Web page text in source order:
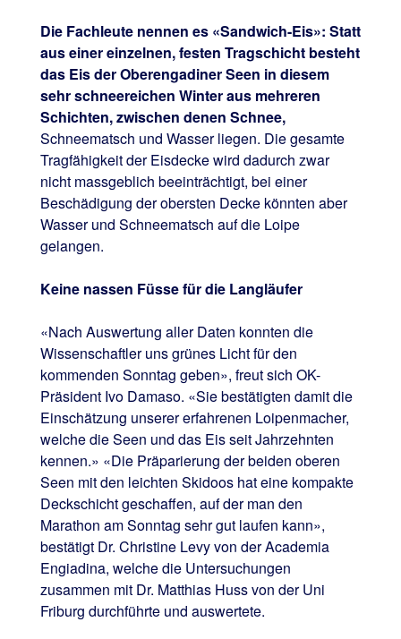
Die Fachleute nennen es «Sandwich-Eis»: Statt
aus einer einzelnen, festen Tragschicht besteht
das Eis der Oberengadiner Seen in diesem
sehr schneereichen Winter aus mehreren
Schichten, zwischen denen Schnee,
Schneematsch und Wasser liegen. Die gesamte
Tragfähigkeit der Eisdecke wird dadurch zwar
nicht massgeblich beeinträchtigt, bei einer
Beschädigung der obersten Decke könnten aber
Wasser und Schneematsch auf die Loipe
gelangen.
Keine nassen Füsse für die Langläufer
«Nach Auswertung aller Daten konnten die
Wissenschaftler uns grünes Licht für den
kommenden Sonntag geben», freut sich OK-
Präsident Ivo Damaso. «Sie bestätigten damit die
Einschätzung unserer erfahrenen Loipenmacher,
welche die Seen und das Eis seit Jahrzehnten
kennen.» «Die Präparierung der beiden oberen
Seen mit den leichten Skidoos hat eine kompakte
Deckschicht geschaffen, auf der man den
Marathon am Sonntag sehr gut laufen kann»,
bestätigt Dr. Christine Levy von der Academia
Engiadina, welche die Untersuchungen
zusammen mit Dr. Matthias Huss von der Uni
Friburg durchführte und auswertete.